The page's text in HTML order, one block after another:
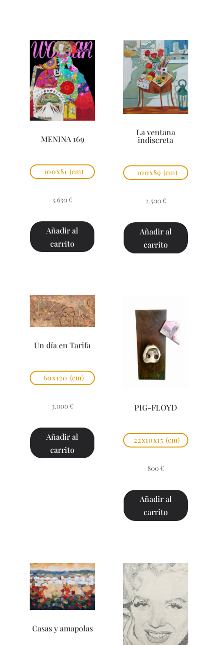
MENINA 169
100x81 (cm)
3.630 €
Añadir al
carrito
La ventana
indiscreta
100x89 (cm)
2.500 €
Añadir al
carrito
Un día en Tarifa
60x120 (cm)
3.000 €
Añadir al
carrito
PIG-FLOYD
22x10x15 (cm)
800 €
Añadir al
carrito
Casas y amapolas